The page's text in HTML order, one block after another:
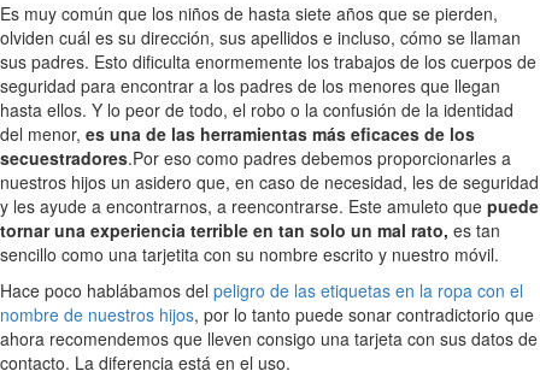
Es muy común que los niños de hasta siete años que se pierden,
olviden cuál es su dirección, sus apellidos e incluso, cómo se llaman
sus padres. Esto dificulta enormemente los trabajos de los cuerpos de
seguridad para encontrar a los padres de los menores que llegan
hasta ellos. Y lo peor de todo, el robo o la confusión de la identidad
del menor, es una de las herramientas más eficaces de los
secuestradores.Por eso como padres debemos proporcionarles a
nuestros hijos un asidero que, en caso de necesidad, les de seguridad
y les ayude a encontrarnos, a reencontrarse. Este amuleto que puede
tornar una experiencia terrible en tan solo un mal rato, es tan
sencillo como una tarjetita con su nombre escrito y nuestro móvil.
Hace poco hablábamos del peligro de las etiquetas en la ropa con el
nombre de nuestros hijos, por lo tanto puede sonar contradictorio que
ahora recomendemos que lleven consigo una tarjeta con sus datos de
contacto. La diferencia está en el uso.